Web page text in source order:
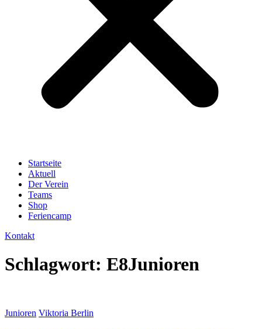
Startseite
Aktuell
Der Verein
Teams
Shop
Feriencamp
Kontakt
Schlagwort: E8Junioren
Junioren Viktoria Berlin